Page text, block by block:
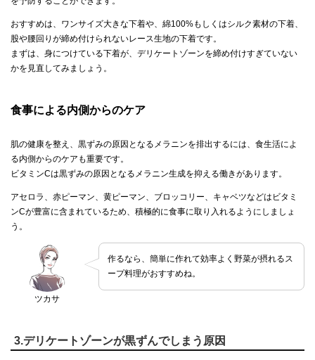
おすすめは、ワンサイズ大きな下着や、綿100%もしくはシルク素材の下着、
股や腰回りが締め付けられないレース生地の下着です。
まずは、身につけている下着が、デリケートゾーンを締め付けすぎていない
かを見直してみましょう。
食事による内側からのケア
肌の健康を整え、黒ずみの原因となるメラニンを排出するには、食生活によ
る内側からのケアも重要です。
ビタミンCは黒ずみの原因となるメラニン生成を抑える働きがあります。
アセロラ、赤ピーマン、黄ピーマン、ブロッコリー、キャベツなどはビタミ
ンCが豊富に含まれているため、積極的に食事に取り入れるようにしましょ
う。
ツカサ
作るなら、簡単に作れて効率よく野菜が摂れるス
ープ料理がおすすめね。
3.デリケートゾーンが黒ずんでしまう原因